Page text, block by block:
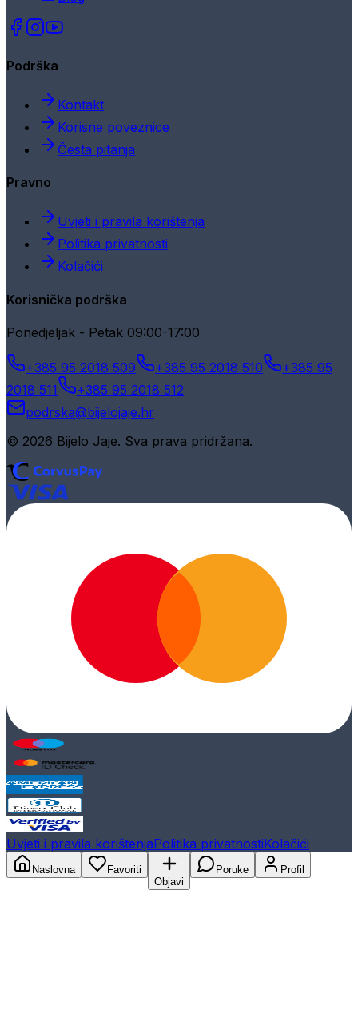
Podrška
Kontakt
Korisne poveznice
Česta pitanja
Pravno
Uvjeti i pravila korištenja
Politika privatnosti
Kolačići
Korisnička podrška
Ponedjeljak - Petak 09:00-17:00
+385 95 2018 509 +385 95 2018 510
+385 95
2018 511
+385 95 2018 512
podrska@bijelojaje.hr
© 2026 Bijelo Jaje. Sva prava pridržana.
Uvjeti i pravila korištenjaPolitika privatnostiKolačići
Naslovna
Favoriti
Objavi
Poruke Profil